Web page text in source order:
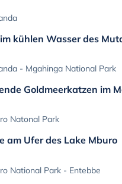
kühlen Wasser des
- Mgahinga National Park
Goldmeerkatzen im
Natonal Park
am Ufer des Lake Mburo
National Park - Entebbe